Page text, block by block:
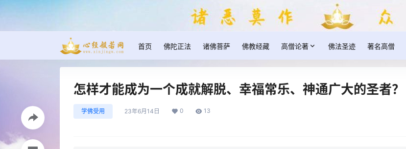
首页 佛陀正法 诸佛菩萨 佛教经藏 高僧论著 佛法圣迹 著名高僧
怎样才能成为一个成就解脱、幸福常乐、神通广大的圣者？
学佛受用 23年6月14日 0 13